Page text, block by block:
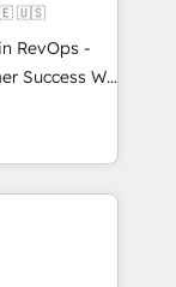
🇺🇸
RevOps -
We
companies
sales,
RevOps
HubSpot